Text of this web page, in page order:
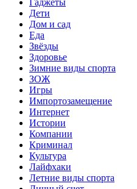
Гаджеты
Дети
Дом и сад
Еда
Звёзды
Здоровье
Зимние виды спорта
ЗОЖ
Игры
Импортозамещение
Интернет
Истории
Компании
Криминал
Культура
Лайфхаки
Летние виды спорта